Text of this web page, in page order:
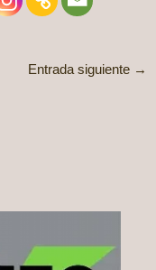
Entrada siguiente →